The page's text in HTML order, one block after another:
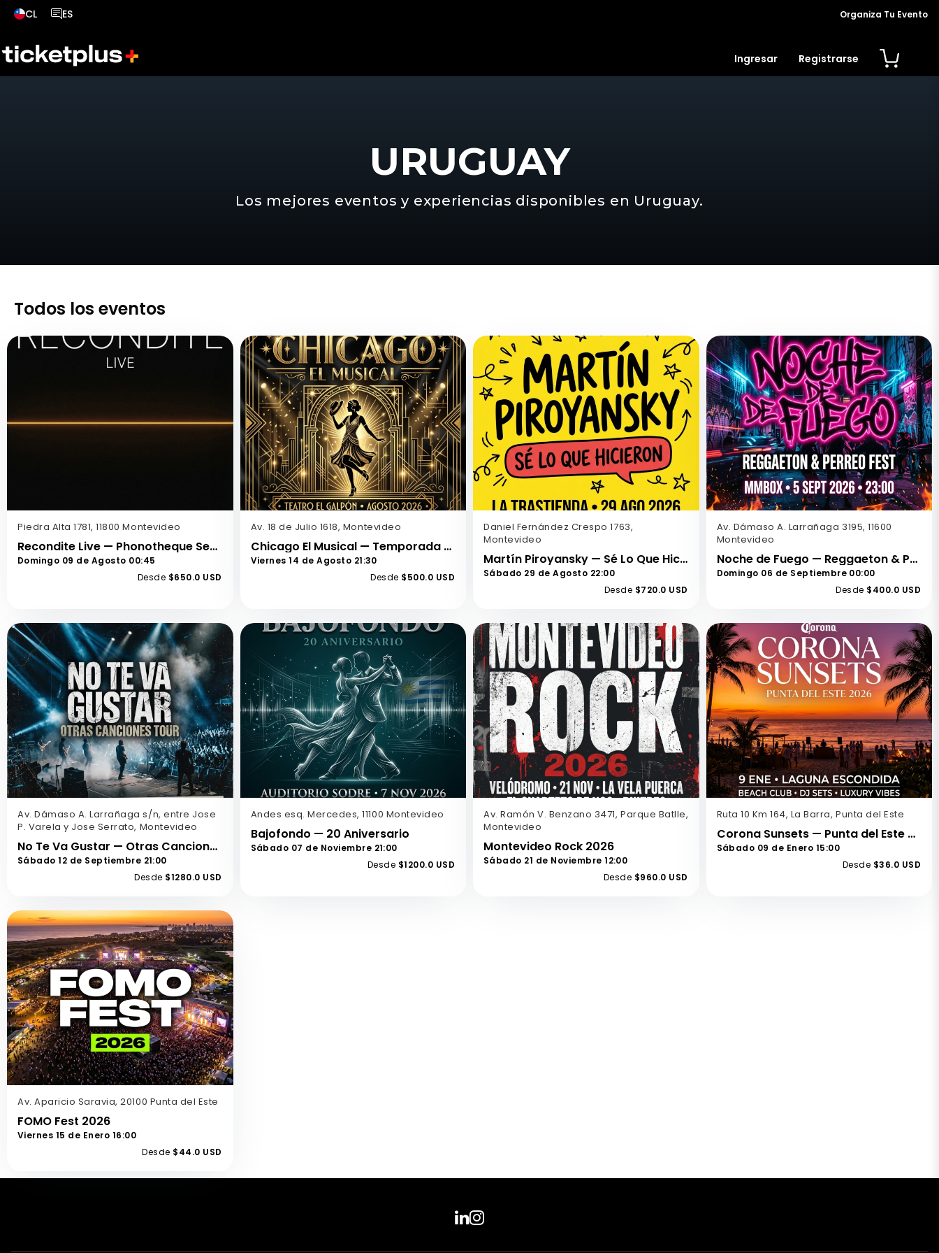
CL
País seleccionado, cambiar país
ES
Idioma seleccionado, cambiar idioma Organiza Tu Evento
Ingresar Registrarse
URUGUAY
Los mejores eventos y experiencias disponibles en Uruguay.
Todos los eventos
Piedra Alta 1781, 11800 Montevideo
Recondite Live — Phonotheque Sessions
Domingo 09 de Agosto 00:45
Desde $650.0 USD
Av. 18 de Julio 1618, Montevideo
Chicago El Musical — Temporada Montevideo
Viernes 14 de Agosto 21:30
Desde $500.0 USD
Daniel Fernández Crespo 1763,
Montevideo
Martín Piroyansky — Sé Lo Que Hicieron
Sábado 29 de Agosto 22:00
Desde $720.0 USD
Av. Dámaso A. Larrañaga 3195, 11600
Montevideo
Noche de Fuego — Reggaeton & Perreo Fest
Domingo 06 de Septiembre 00:00
Desde $400.0 USD
Av. Dámaso A. Larrañaga s/n, entre Jose
P. Varela y Jose Serrato, Montevideo
No Te Va Gustar — Otras Canciones Tour
Sábado 12 de Septiembre 21:00
Desde $1280.0 USD
Andes esq. Mercedes, 11100 Montevideo
Bajofondo — 20 Aniversario
Sábado 07 de Noviembre 21:00
Desde $1200.0 USD
Av. Ramón V. Benzano 3471, Parque Batlle,
Montevideo
Montevideo Rock 2026
Sábado 21 de Noviembre 12:00
Desde $960.0 USD
Ruta 10 Km 164, La Barra, Punta del Este
Corona Sunsets — Punta del Este 2026
Sábado 09 de Enero 15:00
Desde $36.0 USD
Av. Aparicio Saravia, 20100 Punta del Este
FOMO Fest 2026
Viernes 15 de Enero 16:00
Desde $44.0 USD